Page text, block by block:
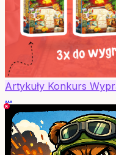
Artykuły Konkurs
...